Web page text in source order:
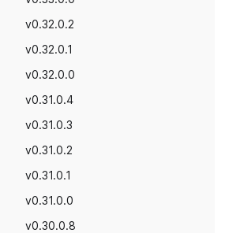
v0.32.0.2
v0.32.0.1
v0.32.0.0
v0.31.0.4
v0.31.0.3
v0.31.0.2
v0.31.0.1
v0.31.0.0
v0.30.0.8